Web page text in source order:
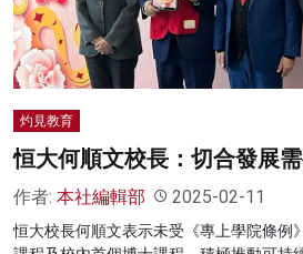
灼見教育
恒大何順文校長：切合發展
作者: 本社編輯部 2025-02-11
恒大校長何順文表示未受《專上學院條例